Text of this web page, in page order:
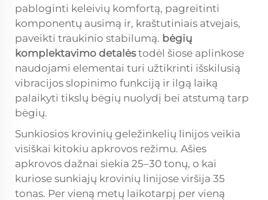
pabloginti keleivių komfortą, pagreitinti
komponentų ausimą ir, kraštutiniais atvejais,
paveikti traukinio stabilumą. bėgių
komplektavimo detalėstodėl šiose aplinkose
naudojami elementai turi užtikrinti išskilusią
vibracijos slopinimo funkciją ir ilgą laiką
palaikyti tikslų bėgių nuolydį bei atstumą tarp
bėgių.
Sunkiosios krovinių geležinkelių linijos veikia
visiškai kitokiu apkrovos režimu. Ašies
apkrovos dažnai siekia 25–30 tonų, o kai
kuriose sunkiajų krovinių linijose viršija 35
tonas. Per vieną metų laikotarpį per vieną